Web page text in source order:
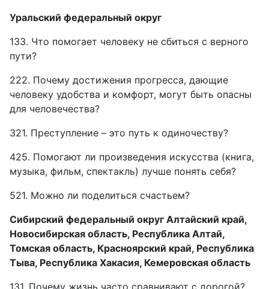
Уральский федеральный округ
133. Что помогает человеку не сбиться с верного
пути?
222. Почему достижения прогресса, дающие
человеку удобства и комфорт, могут быть опасны
для человечества?
321. Преступление – это путь к одиночеству?
425. Помогают ли произведения искусства (книга,
музыка, фильм, спектакль) лучше понять себя?
521. Можно ли поделиться счастьем?
Сибирский федеральный округ Алтайский край,
Новосибирская область, Республика Алтай,
Томская область, Красноярский край, Республика
Тыва, Республика Хакасия, Кемеровская область
131. Почему жизнь часто сравнивают с дорогой?